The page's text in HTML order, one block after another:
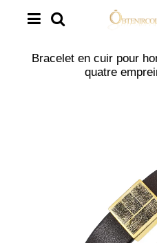
Bracelet en cuir pour
quatre